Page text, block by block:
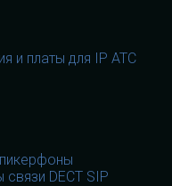
и платы для IP АТС
DECT SIP